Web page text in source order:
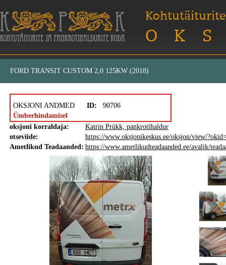
FORD TRANSIT CUSTOM 2,0 125KW (2018)
OKSJONI ANDMED ID:
90706
Ümberhindamisel
oksjoni korraldaja:
Katrin Prükk, pankrotihaldur
otseviide:
https://www.oksjonikeskus.ee/oksjon/view/
Ametlikud Teadaanded: https://www.ametlikudteadaanded.ee/avalik/